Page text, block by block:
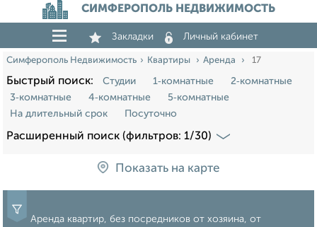
СИМФЕРОПОЛЬ НЕДВИЖИМОСТЬ
Закладки Личный кабинет
Симферополь Недвижимость Квартиры Аренда 17
Быстрый поиск: Студии 1‑комнатные
2‑комнатные
3‑комнатные
4‑комнатные
5‑комнатные
На длительный срок
Посуточно
Расширенный поиск (фильтров: 1/30)
Показать на карте
Аренда квартир, без посредников от хозяина, от